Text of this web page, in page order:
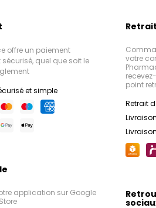
offre un paiement
sécurisé, quel que soit le
et simple
application sur Google
votre
point
Retrait